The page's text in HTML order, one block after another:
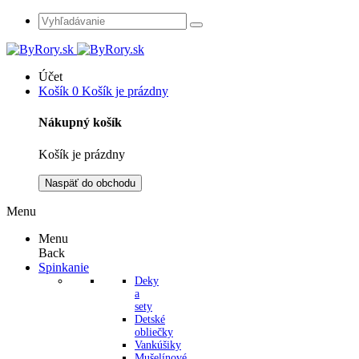
Účet
Košík 0 Košík je prázdny
Nákupný košík
Košík je prázdny
Naspäť do obchodu
Menu
Menu
Back
Spinkanie
Deky
a
sety
Detské
obliečky
Vankúšiky